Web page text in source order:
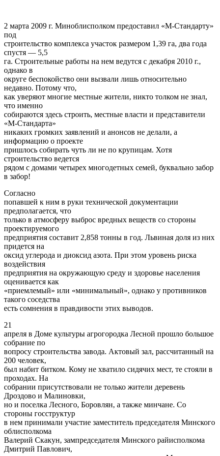
2 марта 2009 г. Миноблисполком предоставил «М-Стандарту»
под
строительство комплекса участок размером 1,39 га, два года
спустя — 5,5
га. Строительные работы на нем ведутся с декабря 2010 г.,
однако в
округе беспокойство они вызвали лишь относительно
недавно. Потому что,
как уверяют многие местные жители, никто толком не знал,
что именно
собираются здесь строить, местные власти и представители
«М-Стандарта»
никаких громких заявлений и анонсов не делали, а
информацию о проекте
пришлось собирать чуть ли не по крупицам. Хотя
строительство ведется
рядом с домами четырех многодетных семей, буквально забор
в забор!
Согласно
попавшей к ним в руки технической документации
предполагается, что
только в атмосферу выброс вредных веществ со стороны
проектируемого
предприятия составит 2,858 тонны в год. Львиная доля из них
придется на
оксид углерода и диоксид азота. При этом уровень риска
воздействия
предприятия на окружающую среду и здоровье населения
оценивается как
«приемлемый» или «минимальный», однако у противников
такого соседства
есть сомнения в правдивости этих выводов.
21
апреля в Доме культуры агрогородка Лесной прошло большое
собрание по
вопросу строительства завода. Актовый зал, рассчитанный на
200 человек,
был набит битком. Кому не хватило сидячих мест, те стояли в
проходах. На
собрании присутствовали не только жители деревень
Дроздово и Малиновки,
но и поселка Лесного, Боровлян, а также минчане. Со
стороны госструктур
в нем принимали участие заместитель председателя Минского
облисполкома
Валерий Скакун, зампредседателя Минского райисполкома
Дмитрий Павлович,